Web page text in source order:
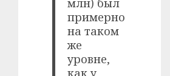
млн) был
примерно
на таком
же
уровне,
как у